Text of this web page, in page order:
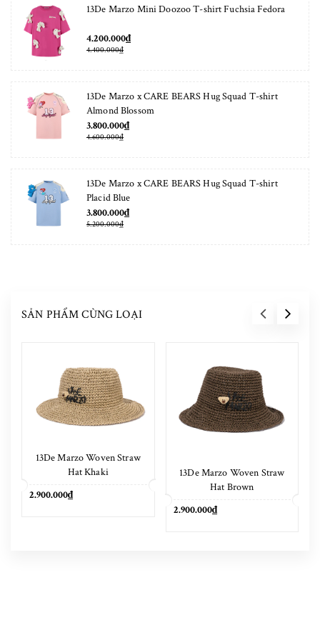
13De Marzo Mini Doozoo T-shirt Fuchsia Fedora
4.200.000₫
4.400.000₫
13De Marzo x CARE BEARS Hug Squad T-shirt
Almond Blossom
3.800.000₫
4.600.000₫
13De Marzo x CARE BEARS Hug Squad T-shirt
Placid Blue
3.800.000₫
5.200.000₫
SẢN PHẨM CÙNG LOẠI
13De Marzo Woven Straw
Hat Khaki
2.900.000₫
13De Marzo Woven Straw
Hat Brown
2.900.000₫